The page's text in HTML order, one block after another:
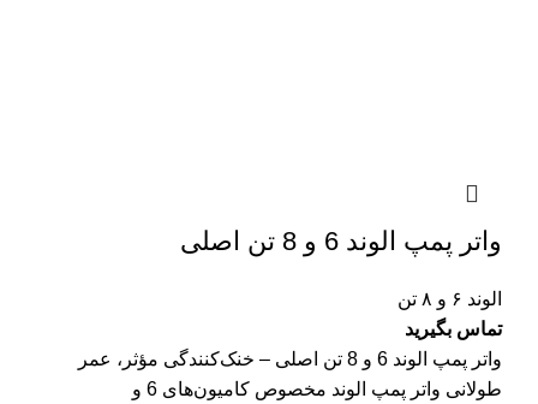
واتر پمپ الوند 6 و 8 تن اصلی
الوند ۶ و ۸ تن
تماس بگیرید
واتر پمپ الوند 6 و 8 تن اصلی – خنک‌کنندگی مؤثر، عمر
طولانی واتر پمپ الوند مخصوص کامیون‌های 6 و